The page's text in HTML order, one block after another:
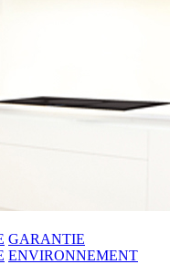
GARANTIE
ENVIRONNEMENT